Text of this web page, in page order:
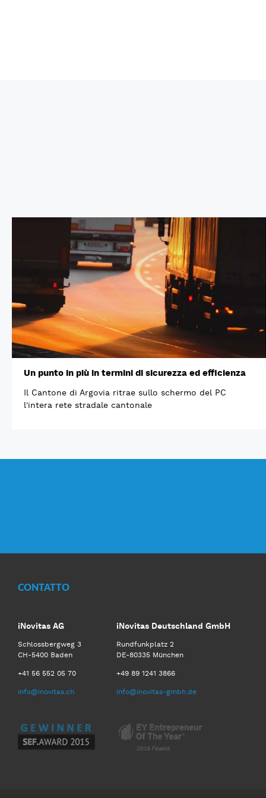
Un punto in più in termini di sicurezza ed efficienza
Il Cantone di Argovia ritrae sullo schermo del PC
l'intera rete stradale cantonale
CONTATTO
iNovitas AG
Schlossbergweg 3
CH-5400 Baden
+41 56 552 05 70
info@inovitas.ch
iNovitas Deutschland GmbH
Rundfunkplatz 2
DE-80335 München
+49 89 1241 3866
info@inovitas-gmbh.de